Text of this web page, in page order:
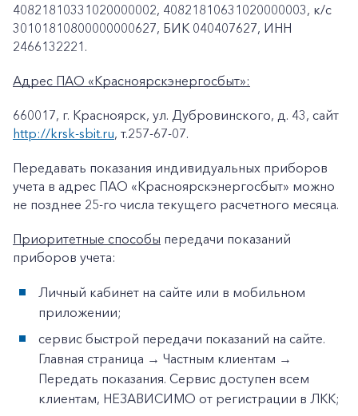
40821810331020000002, 40821810631020000003, к/c
30101810800000000627, БИК 040407627, ИНН
2466132221.
Адрес ПАО «Красноярскэнергосбыт»:
660017, г. Красноярск, ул. Дубровинского, д. 43, сайт
http://krsk-sbit.ru, т.257-67-07.
Передавать показания индивидуальных приборов
учета в адрес ПАО «Красноярскэнергосбыт» можно
не позднее 25-го числа текущего расчетного месяца.
Приоритетные способы передачи показаний
приборов учета:
Личный кабинет на сайте или в мобильном
приложении;
сервис быстрой передачи показаний на сайте.
Главная страница → Частным клиентам →
Передать показания. Сервис доступен всем
клиентам, НЕЗАВИСИМО от регистрации в ЛКК;